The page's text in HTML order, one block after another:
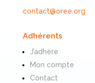
contact@oree.org
Adhérents
J’adhère
Mon compte
Contact